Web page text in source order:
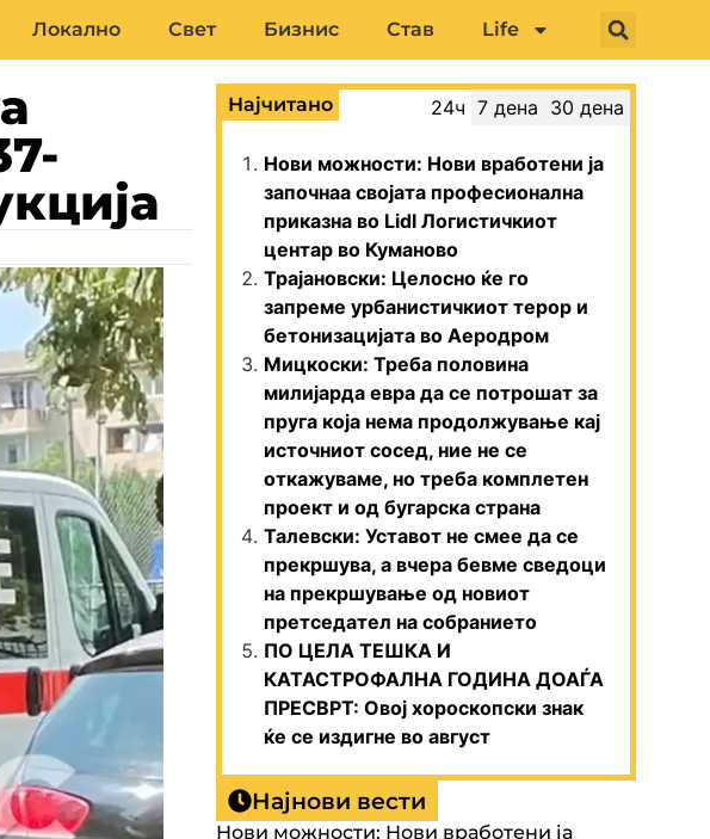
Локално Свет Бизнис Став Life
Најчитано 24ч 7 дена 30 дена
Нови можности: Нови вработени ја
започнаа својата професионална
приказна во Lidl Логистичкиот
центар во Куманово
Трајановски: Целосно ќе го
запреме урбанистичкиот терор и
бетонизацијата во Аеродром
Мицкоски: Треба половина
милијарда евра да се потрошат за
пруга која нема продолжување кај
источниот сосед, ние не се
откажуваме, но треба комплетен
проект и од бугарска страна
Талевски: Уставот не смее да се
прекршува, а вчера бевме сведоци
на прекршување од новиот
претседател на собранието
ПО ЦЕЛА ТЕШКА И
КАТАСТРОФАЛНА ГОДИНА ДОАЃА
ПРЕСВРТ: Овој хороскопски знак
ќе се издигне во август
Најнови вести
Нови можности: Нови вработени ја